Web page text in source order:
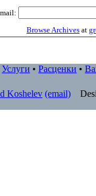
Browse Archives at
Услуги • Расценки •
Koshelev (email)